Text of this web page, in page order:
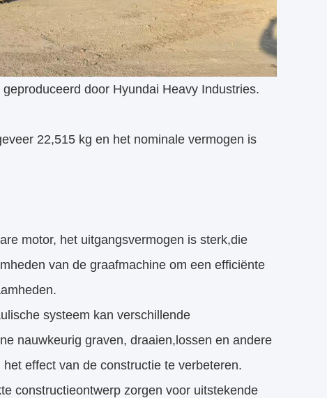
door Hyundai Heavy Industries.
22,515 kg en het nominale vermogen is
motor, het uitgangsvermogen is sterk,die
van de graafmachine om een efficiënte
systeem kan verschillende
nauwkeurig graven, draaien,lossen en andere
effect van de constructie te verbeteren.
constructieontwerp zorgen voor uitstekende